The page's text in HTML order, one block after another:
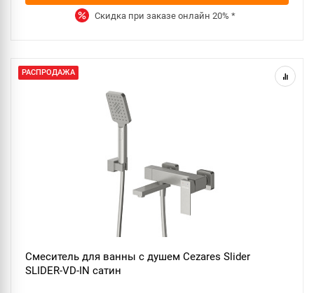
Скидка при заказе онлайн 20% *
РАСПРОДАЖА
Смеситель для ванны с душем Cezares Slider
SLIDER-VD-IN сатин